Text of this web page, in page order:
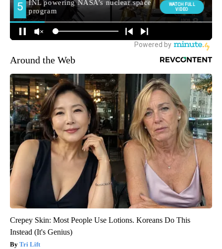
Around the Web
Crepey Skin: Most People Use Lotions. Koreans Do This
Instead (It's Genius)
Tri Lift